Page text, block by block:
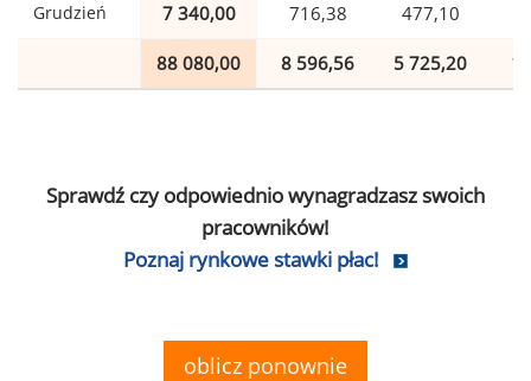
Grudzień 7 340,00 716,38 477,10
88 080,00 8 596,56 5 725,20 1
Sprawdź czy odpowiednio wynagradzasz swoich
pracowników!
Poznaj rynkowe stawki płac!
oblicz ponownie